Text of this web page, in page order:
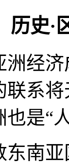
史·
洲经
联系
是“
东南